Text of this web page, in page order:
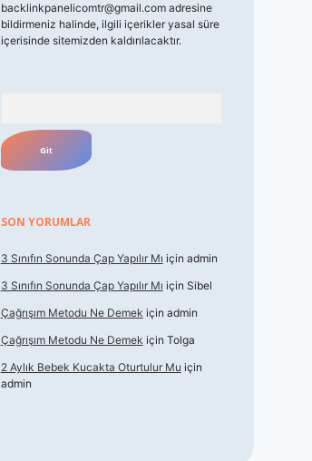
backlinkpanelicomtr@gmail.comadresine
bildirmeniz halinde, ilgili içerikler yasal süre
içerisinde sitemizden kaldırılacaktır.
SON YORUMLAR
3 Sınıfın Sonunda Çap Yapılır Mı için admin
3 Sınıfın Sonunda Çap Yapılır Mı için Sibel
Çağrışım Metodu Ne Demek için admin
Çağrışım Metodu Ne Demek için Tolga
2 Aylık Bebek Kucakta Oturtulur Mu için
admin